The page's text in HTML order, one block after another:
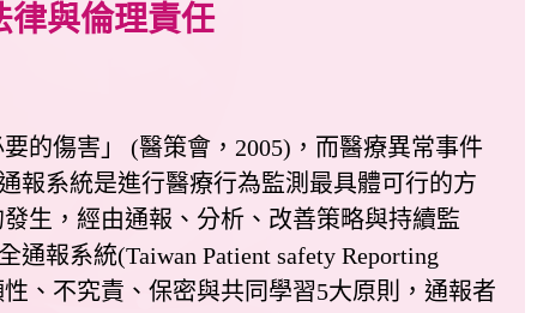
律與倫理責任
傷害」 (醫策會，2005)，而醫療異常事件
報系統是進行醫療行為監測最具體可行的方
生，經由通報、分析、改善策略與持續監
報系統(Taiwan Patient safety Reporting
、不究責、保密與共同學習5大原則，通報者